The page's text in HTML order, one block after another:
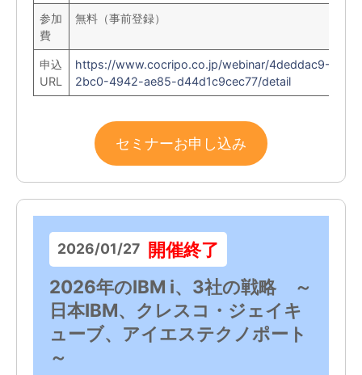
参加
費
無料（事前登録）
申込
URL
https://www.cocripo.co.jp/webinar/4deddac9-
2bc0-4942-ae85-d44d1c9cec77/detail
セミナーお申し込み
2026/01/27 開催終了
2026年のIBM i、3社の戦略 ～
日本IBM、クレスコ・ジェイキ
ューブ、アイエステクノポート
～